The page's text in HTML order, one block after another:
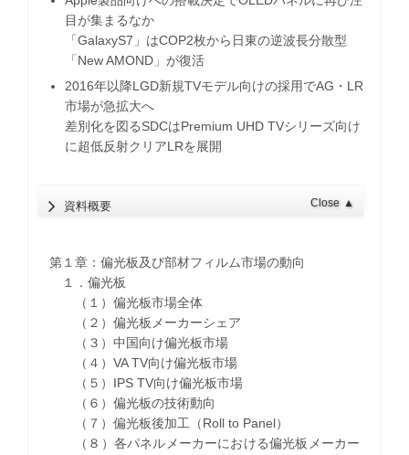
目が集まるなか
「GalaxyS7」はCOP2枚から日東の逆波長分散型
「New AMOND」が復活
2016年以降LGD新規TVモデル向けの採用でAG・LR
市場が急拡大へ
差別化を図るSDCはPremium UHD TVシリーズ向け
に超低反射クリアLRを展開
資料概要 Close ▲
第１章：偏光板及び部材フィルム市場の動向
１．偏光板
（１）偏光板市場全体
（２）偏光板メーカーシェア
（３）中国向け偏光板市場
（４）VA TV向け偏光板市場
（５）IPS TV向け偏光板市場
（６）偏光板の技術動向
（７）偏光板後加工（Roll to Panel）
（８）各パネルメーカーにおける偏光板メーカー